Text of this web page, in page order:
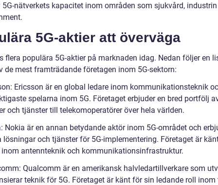
nätverkets kapacitet inom områden som sjukvård,
5G-aktier att överväga
flera populära 5G-aktier på marknaden idag. Nedan följer en
de mest framträdande företagen inom 5G-sektorn:
Ericsson är en global ledare inom kommunikationsteknik
spelarna inom 5G. Företaget erbjuder en bred portfölj
och tjänster till telekomoperatörer över hela världen.
Nokia är en annan betydande aktör inom 5G-området och
lösningar och tjänster för 5G-implementering. Företaget är
inom antennteknik och kommunikationsinfrastruktur.
Qualcomm är en amerikansk halvledartillverkare som
teknik för 5G. Företaget är känt för sin ledande roll inom